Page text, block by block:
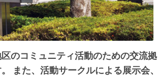
のコミュニティ活動のための交流拠
また、活動サークルによる展示会、